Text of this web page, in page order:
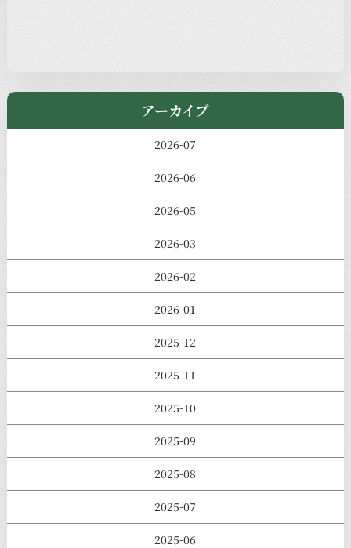
アーカイブ
2026-07
2026-06
2026-05
2026-03
2026-02
2026-01
2025-12
2025-11
2025-10
2025-09
2025-08
2025-07
2025-06